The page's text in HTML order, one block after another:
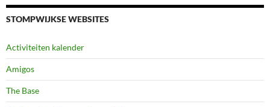
STOMPWIJKSE WEBSITES
Activiteiten kalender
Amigos
The Base